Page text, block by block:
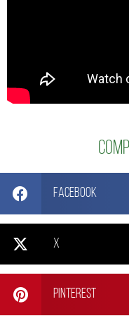
Facebook
X
Pinterest